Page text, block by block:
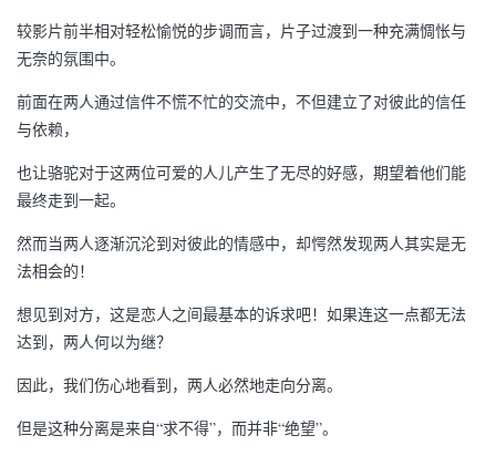
较影片前半相对轻松愉悦的步调而言，片子过渡到一种充满惆怅与
无奈的氛围中。
前面在两人通过信件不慌不忙的交流中，不但建立了对彼此的信任
与依赖，
也让骆驼对于这两位可爱的人儿产生了无尽的好感，期望着他们能
最终走到一起。
然而当两人逐渐沉沦到对彼此的情感中，却愕然发现两人其实是无
法相会的！
想见到对方，这是恋人之间最基本的诉求吧！如果连这一点都无法
达到，两人何以为继？
因此，我们伤心地看到，两人必然地走向分离。
但是这种分离是来自“求不得”，而并非“绝望”。